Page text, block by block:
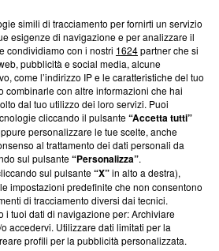
trasparenti su Blasting
editoriali e su come ci impegniamo a
afferma la nostra aderenza a
Integrity’Blasting News non è
ma ha richiesto di farne
ha ancora effettuato una verifica di
simili di tracciamento per fornirti un servizio
esigenze di navigazione e per analizzare il
condividiamo con i nostri 1624partner che si
pubblicità e social media, alcune
come l’indirizzo IP e le caratteristiche del tuo
combinarle con altre informazioni che hai
dal tuo utilizzo dei loro servizi. Puoi
cliccando il pulsante“Accetta tutti”
personalizzare le tue scelte, anche
al trattamento dei dati personali da
sul pulsante“Personalizza”.
sul pulsante“X”in alto a destra),
impostazioni predefinite che non consentono
di tracciamento diversi dai tecnici.
i tuoi dati di navigazione per: Archiviare
accedervi. Utilizzare dati limitati per la
profili per la pubblicità personalizzata.